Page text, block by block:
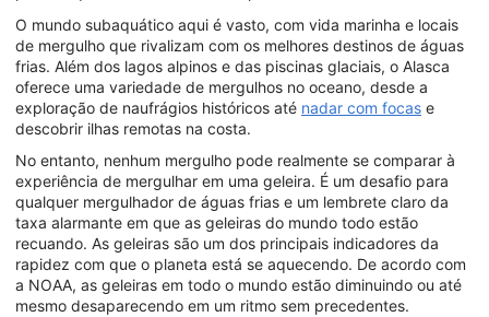
O mundo subaquático aqui é vasto, com vida marinha e locais
de mergulho que rivalizam com os melhores destinos de águas
frias. Além dos lagos alpinos e das piscinas glaciais, o Alasca
oferece uma variedade de mergulhos no oceano, desde a
exploração de naufrágios históricos até nadar com focas e
descobrir ilhas remotas na costa.
No entanto, nenhum mergulho pode realmente se comparar à
experiência de mergulhar em uma geleira. É um desafio para
qualquer mergulhador de águas frias e um lembrete claro da
taxa alarmante em que as geleiras do mundo todo estão
recuando. As geleiras são um dos principais indicadores da
rapidez com que o planeta está se aquecendo. De acordo com
a NOAA, as geleiras em todo o mundo estão diminuindo ou até
mesmo desaparecendo em um ritmo sem precedentes.